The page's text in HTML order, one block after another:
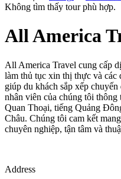
Không tìm thấy tour phù hợp.
All America
All America Travel cung cấp
làm thủ tục xin thị thực và các
giúp du khách sắp xếp
nhân viên của chúng tôi
Quan Thoại, tiếng Quảng
Châu. Chúng tôi cam kết
chuyên nghiệp, tận tâm và
Address